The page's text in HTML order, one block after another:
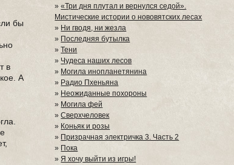
бы
в
А
»«Три дня плутал и вернулся седой».
Мистические истории о нововятских лесах
» Ни гводя, ни жезла
» Последняя бутылка
»Тени
» Чудеса наших лесов
» Могила инопланетянина
» Радио Пхеньяна
» Неожиданные похороны
» Могила фей
»Сверхчеловек
» Коньяк и розы
» Призрачная электричка 3. Часть 2
» Пока
»Я хочу выйти из игры!